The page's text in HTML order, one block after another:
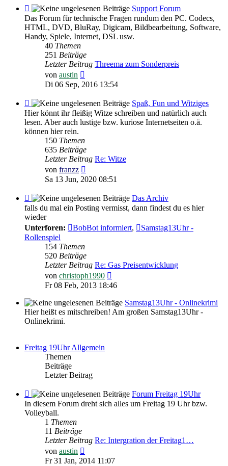
Feed
-
Support
Forum
Support Forum
Das Forum für technische Fragen rundum den PC. Codecs,
HTML, DVD, BluRay, Digicam, Bildbearbeitung, Software,
Handy, Spiele, Internet, DSL usw.
40 Themen
251 Beiträge
Letzter Beitrag Threema zum Sonderpreis
von austin
Beitrag
Di 06 Sep, 2016 13:54
Feed
-
Spaß,
Fun
Witziges
Spaß, Fun und Witziges
Hier könnt ihr fleißig Witze schreiben und natürlich auch
lesen. Aber auch lustige bzw. kuriose Internetseiten o.ä.
können hier rein.
150 Themen
635 Beiträge
Letzter Beitrag Re: Witze
von franzz
Beitrag
Sa 13 Jun, 2020 08:51
Feed
-
Das
Archiv
Das Archiv
falls du mal ein Posting vermisst, dann findest du es hier
wieder
Unterforen:
BobBot informiert,
Samstag13Uhr -
Rollenspiel
154 Themen
520 Beiträge
Letzter Beitrag Re: Gas Preisentwicklung
von christoph1990
Beitrag
Fr 08 Feb, 2013 18:46
Samstag13Uhr - Onlinekrimi
Hier heißt es mitschreiben! Am großen Samstag13Uhr -
Onlinekrimi.
Freitag 19Uhr Allgemein
Themen
Beiträge
Letzter Beitrag
Feed
-
Forum
Freitag
19Uhr
Forum Freitag 19Uhr
In diesem Forum dreht sich alles um Freitag 19 Uhr bzw.
Volleyball.
1 Themen
11 Beiträge
Letzter Beitrag Re: Intergration der Freitag1…
von austin
Beitrag
Fr 31 Jan, 2014 11:07